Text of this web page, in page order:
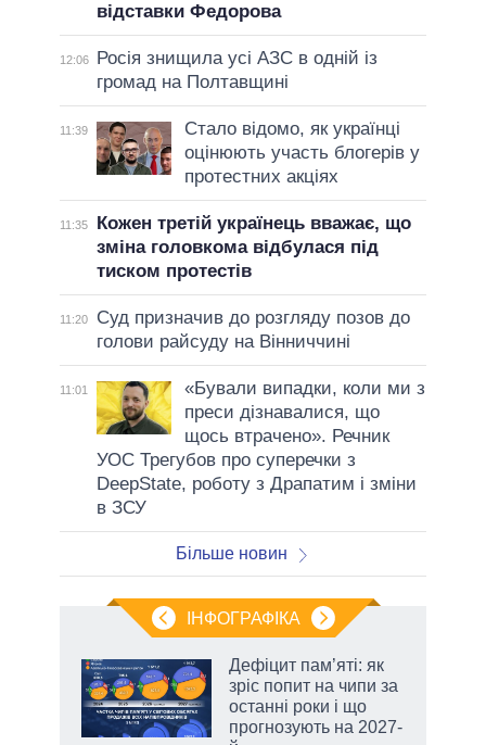
відставки Федорова
12:06
Росія знищила усі АЗС в одній із
громад на Полтавщині
11:39
Стало відомо, як українці
оцінюють участь блогерів у
протестних акціях
11:35
Кожен третій українець вважає, що
зміна головкома відбулася під
тиском протестів
11:20
Суд призначив до розгляду позов до
голови райсуду на Вінниччині
11:01
«Бували випадки, коли ми з
преси дізнавалися, що
щось втрачено». Речник
УОС Трегубов про cуперечки з
DeepState, роботу з Драпатим і зміни
в ЗСУ
Більше новин
ІНФОГРАФІКА
Дефіцит пам’яті: як
зріс попит на чипи за
останні роки і що
прогнозують на 2027-